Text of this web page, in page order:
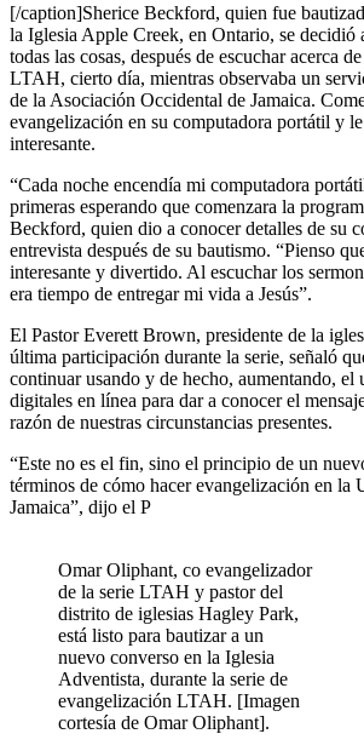
[/caption]Sherice Beckford, quien fue
la Iglesia Apple Creek, en Ontario, se decidió
todas las cosas, después de escuchar acerca
LTAH, cierto día, mientras observaba un
de la Asociación Occidental de Jamaica.
evangelización en su computadora portátil y
interesante.
“Cada noche encendía mi computadora
primeras esperando que comenzara la
Beckford, quien dio a conocer detalles de su
entrevista después de su bautismo. “Pienso
interesante y divertido. Al escuchar los
era tiempo de entregar mi vida a Jesús”.
El Pastor Everett Brown, presidente de la
última participación durante la serie, señaló
continuar usando y de hecho, aumentando, el
digitales en línea para dar a conocer el
razón de nuestras circunstancias presentes.
“Este no es el fin, sino el principio de un
términos de cómo hacer evangelización en la
Jamaica”, dijo el P
Omar Oliphant, co evangelizador
de la serie LTAH y pastor del
distrito de iglesias Hagley Park,
está listo para bautizar a un
nuevo converso en la Iglesia
Adventista, durante la serie de
evangelización LTAH. [Imagen
cortesía de Omar Oliphant].